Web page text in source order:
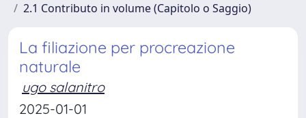
2.1 Contributo in volume (Capitolo o Saggio)
La filiazione per procreazione
naturale
ugo salanitro
2025-01-01